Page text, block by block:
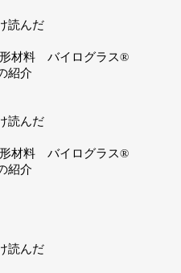
読んだ
形材料 バイログラス®
紹介
読んだ
形材料 バイログラス®
紹介
読んだ